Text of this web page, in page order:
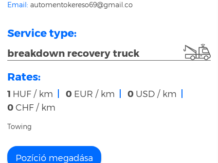
Email: automentokereso69@gmail.co
Service type:
breakdown recovery truck
Rates:
1 HUF / km 0 EUR / km 0 USD / km
0 CHF / km
Towing
Pozíció megadása